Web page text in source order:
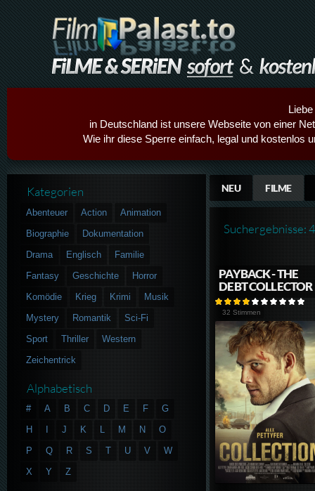
in Deutschland ist unsere Webseite von einer
Wie ihr diese Sperre einfach, legal und kostenlos
NEU FILME
Suchergebnisse:
PAYBACK - THE
DEBT COLLECTOR
32 Stimmen
Kategorien
Abenteuer Action
Animation
Biographie
Dokumentation
Drama
Englisch
Familie
Fantasy
Geschichte
Horror
Komödie
Krieg Krimi
Musik
Mystery
Romantik
Sci-Fi
Sport
Thriller
Western
Zeichentrick
Alphabetisch
# A B C D E F
G
H
J K L M N
O
P
Q R S T U V
W
X
Y Z